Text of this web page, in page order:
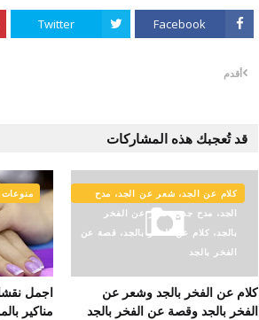
Facebook
Twitter
أقدم
قد تُعجبك هذه المشاركات
كلام عن الجد، شعر عن الجد، مدح
الجد، مدح جدي، شعر عن الفخر
بالجد، كلام عن الفخر بالجد، قصة عن
الفخر بالجد
كلام عن الفخر بالجد وشعر عن
الفخر بالجد وقصة عن الفخر بالجد
منوعات
اجمل
مناكير